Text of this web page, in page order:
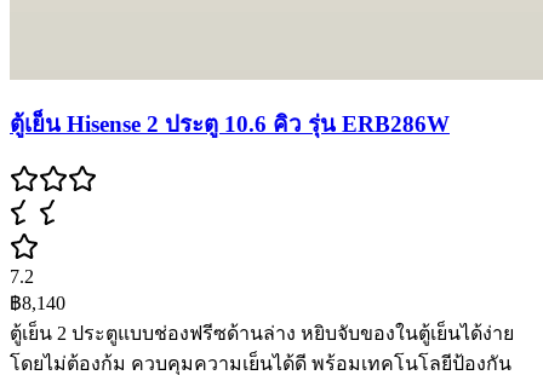
ตู้เย็น Hisense 2 ประตู 10.6 คิว รุ่น ERB286W
7.2
฿8,140
ตู้เย็น 2 ประตูแบบช่องฟรีซด้านล่าง หยิบจับของในตู้เย็นได้ง่าย
โดยไม่ต้องก้ม ควบคุมความเย็นได้ดี พร้อมเทคโนโลยีป้องกัน